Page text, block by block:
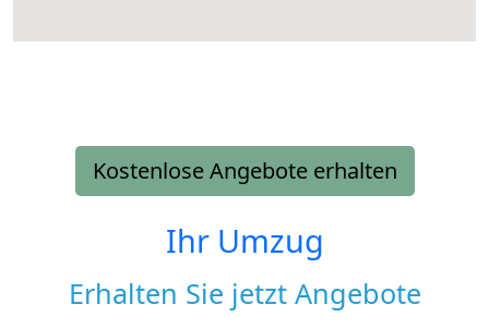
Kostenlose Angebote erhalten
Ihr Umzug
Erhalten Sie jetzt Angebote